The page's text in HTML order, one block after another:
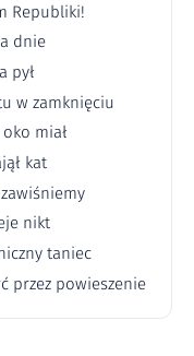
Republiki!
dnie
pył
w zamknięciu
miał
kat
nikt
taniec
przez powieszenie